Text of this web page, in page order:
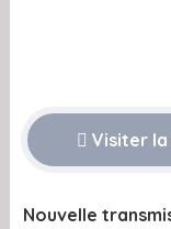
Visiter
Nouvelle